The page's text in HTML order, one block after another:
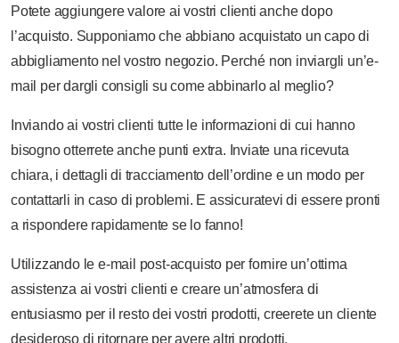
Potete aggiungere valore ai vostri clienti anche dopo
l’acquisto. Supponiamo che abbiano acquistato un capo di
abbigliamento nel vostro negozio. Perché non inviargli un’e-
mail per dargli consigli su come abbinarlo al meglio?
Inviando ai vostri clienti tutte le informazioni di cui hanno
bisogno otterrete anche punti extra. Inviate una ricevuta
chiara, i dettagli di tracciamento dell’ordine e un modo per
contattarli in caso di problemi. E assicuratevi di essere pronti
a rispondere rapidamente se lo fanno!
Utilizzando le e-mail post-acquisto per fornire un’ottima
assistenza ai vostri clienti e creare un’atmosfera di
entusiasmo per il resto dei vostri prodotti, creerete un cliente
desideroso di ritornare per avere altri prodotti.